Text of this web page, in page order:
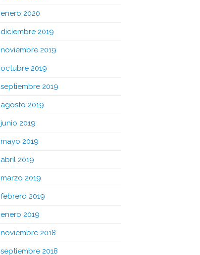
enero 2020
diciembre 2019
noviembre 2019
octubre 2019
septiembre 2019
agosto 2019
junio 2019
mayo 2019
abril 2019
marzo 2019
febrero 2019
enero 2019
noviembre 2018
septiembre 2018